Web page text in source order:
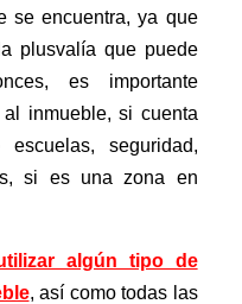
se encuentra, ya que
plusvalía que puede
es importante
inmueble, si cuenta
seguridad,
si es una zona en
algún tipo de
, así como todas las